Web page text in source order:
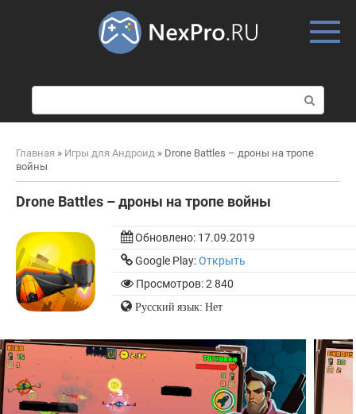
о
и
к
Главная » Игры для Андроид » Drone Battles – дроны на тропе
войны
Drone Battles – дроны на тропе войны
Обновлено: 17.09.2019
Google Play:Открыть
Просмотров: 2 840
Русский язык: Нет